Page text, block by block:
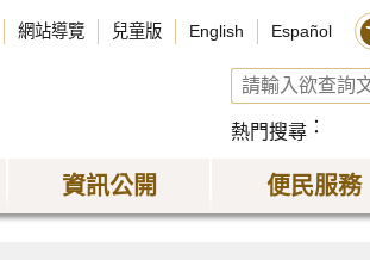
網站導覽 兒童版 English Español
熱門搜尋
資訊公開 便民服務